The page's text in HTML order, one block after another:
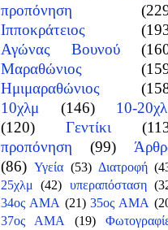
προπόνηση
Ιπποκράτειος
Αγώνας Βουνού
Μαραθώνιος
Ημιμαραθώνιος
10χλμ
(146)
10-
(120)
Γεντίκι
προπόνηση
(99)
(86) Υγεία (53) Διατροφή
25χλμ (42) υπεραπόσταση
34ος ΑΜΑ (21) 35ος ΑΜΑ
37ος ΑΜΑ
(19)